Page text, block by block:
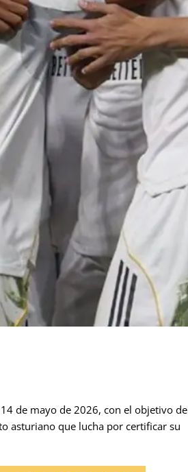
de mayo de 2026, con el objetivo de
asturiano que lucha por certificar su